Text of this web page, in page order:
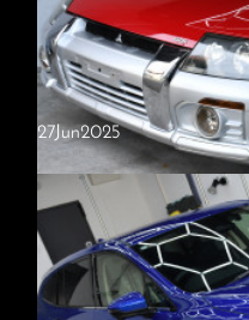
ス撥水（全面） トヨタ・クラ
に小傷や洗車キズが多く見られ
三菱・RVR
施工内容・Freelyプロプレミア
ーティング）・窓ガラス撥水（
27Jun2025